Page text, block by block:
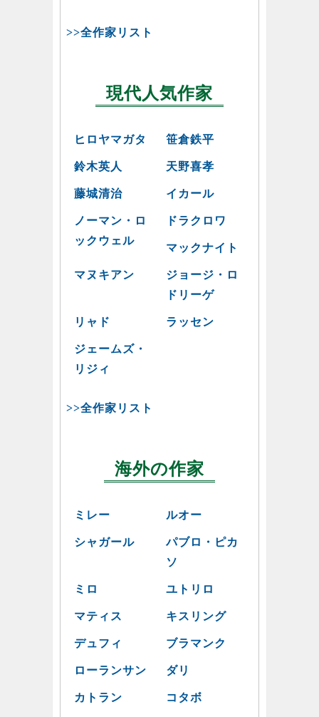
>>全作家リスト
現代人気作家
ヒロヤマガタ 笹倉鉄平
鈴木英人 天野喜孝
藤城清治 イカール
ノーマン・ロ
ックウェル
ドラクロワ
マックナイト
マヌキアン
ジョージ・ロ
ドリーゲ
リャド ラッセン
ジェームズ・
リジィ
>>全作家リスト
海外の作家
ミレー ルオー
シャガール
パブロ・ピカ
ソ
ミロ ユトリロ
マティス キスリング
デュフィ ブラマンク
ローランサン ダリ
カトラン コタボ